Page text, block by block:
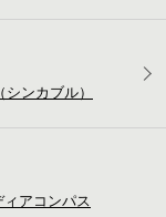
ンカブル）
ィア コンパス